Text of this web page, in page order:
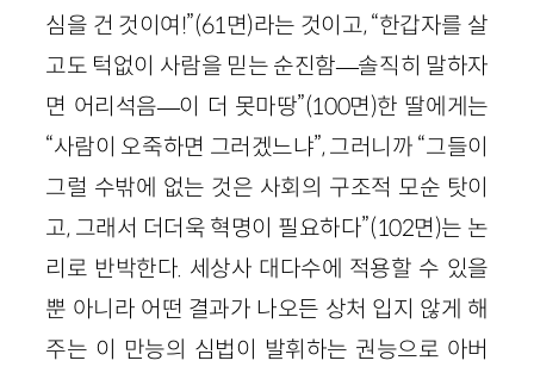
심을 건 것이여!”(61면)라는 것이고, “한갑자를 살
고도 턱없이 사람을 믿는 순진함—솔직히 말하자
면 어리석음—이 더 못마땅”(100면)한 딸에게는
“사람이 오죽하면 그러겠느냐”, 그러니까 “그들이
그럴 수밖에 없는 것은 사회의 구조적 모순 탓이
고, 그래서 더더욱 혁명이 필요하다”(102면)는 논
리로 반박한다. 세상사 대다수에 적용할 수 있을
뿐 아니라 어떤 결과가 나오든 상처 입지 않게 해
주는 이 만능의 심법이 발휘하는 권능으로 아버